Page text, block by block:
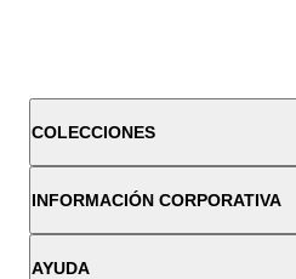
COLECCIONES
INFORMACIÓN CORPORATIVA
AYUDA